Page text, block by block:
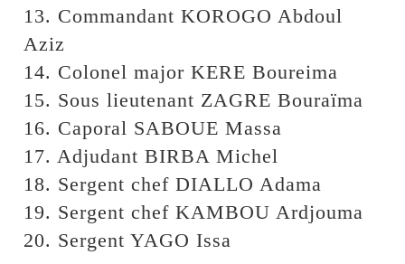
13. Commandant KOROGO Abdoul
Aziz
14. Colonel major KERE Boureima
15. Sous lieutenant ZAGRE Bouraïma
16. Caporal SABOUE Massa
17. Adjudant BIRBA Michel
18. Sergent chef DIALLO Adama
19. Sergent chef KAMBOU Ardjouma
20. Sergent YAGO Issa